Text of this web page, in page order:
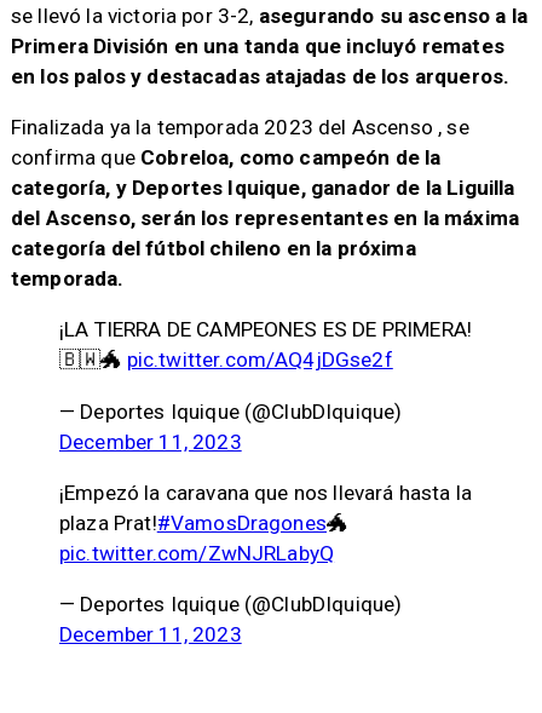
se llevó la victoria por 3-2, asegurando su ascenso a la
Primera División en una tanda que incluyó remates
en los palos y destacadas atajadas de los arqueros.
Finalizada ya la temporada 2023 del Ascenso , se
confirma que Cobreloa, como campeón de la
categoría, y Deportes Iquique, ganador de la Liguilla
del Ascenso, serán los representantes en la máxima
categoría del fútbol chileno en la próxima
temporada.
¡LA TIERRA DE CAMPEONES ES DE PRIMERA!
🇧🇼🐲 pic.twitter.com/AQ4jDGse2f
— Deportes Iquique (@ClubDIquique)
December 11, 2023
¡Empezó la caravana que nos llevará hasta la
plaza Prat!#VamosDragones🐲
pic.twitter.com/ZwNJRLabyQ
— Deportes Iquique (@ClubDIquique)
December 11, 2023